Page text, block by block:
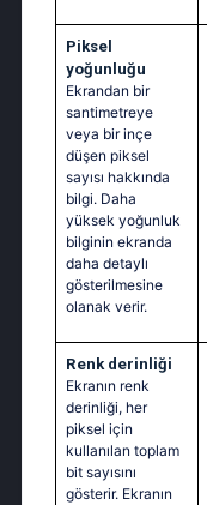
Piksel
yoğunluğu
Ekrandan bir
santimetreye
veya bir inçe
düşen piksel
sayısı hakkında
bilgi. Daha
yüksek yoğunluk
bilginin ekranda
daha detaylı
gösterilmesine
olanak verir.
Renk derinliği
Ekranın renk
derinliği, her
piksel için
kullanılan toplam
bit sayısını
gösterir. Ekranın